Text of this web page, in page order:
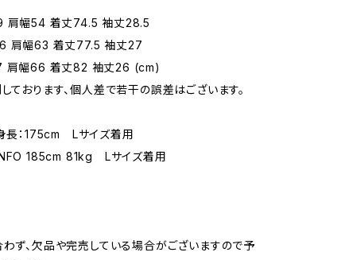
肩幅54 着丈74.5 袖丈28.5
肩幅63 着丈77.5 袖丈27
肩幅66 着丈82 袖丈26 (cm)
ております、個人差で若干の誤差はございます。
長：175cm Lサイズ着用
185cm 81kg Lサイズ着用
ず、欠品や完売している場合がございますので予